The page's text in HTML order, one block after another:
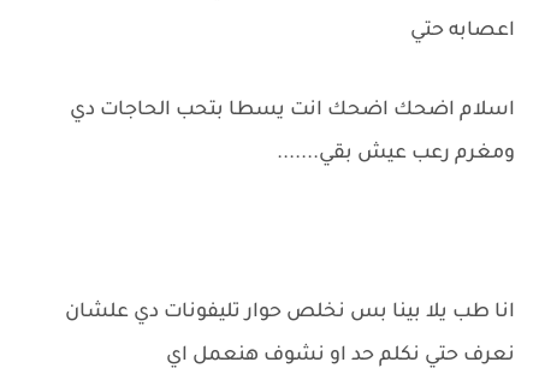
اعصابه حتي
اسلام اضحك اضحك انت يسطا بتحب الحاجات دي
ومغرم رعب عيش بقي.......
انا طب يلا بينا بس نخلص حوار تليفونات دي علشان
نعرف حتي نكلم حد او نشوف هنعمل اي